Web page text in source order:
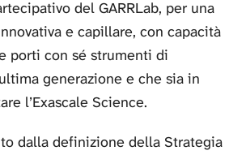
del GARRLab, per una
e capillare, con capacità
porti con sé strumenti di
generazione e che sia in
l’Exascale Science.
dalla definizione della Strategia